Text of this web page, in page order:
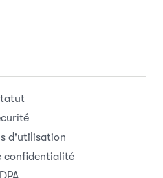
d'utilisation
confidentialité